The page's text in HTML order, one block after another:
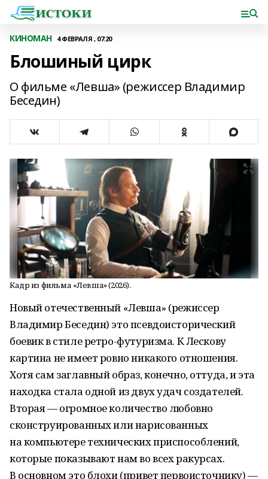
КИНОМАН 4 ФЕВРАЛЯ , 07:20
Блошиный цирк
О фильме «Левша» (режиссер Владимир
Беседин)
Кадр из фильма «Левша» (2026).
Новый отечественный «Левша» (режиссер
Владимир Беседин) это псевдоисторический
боевик в стиле ретро-футуризма. К Лескову
картина не имеет ровно никакого отношения.
Хотя сам заглавный образ, конечно, оттуда, и эта
находка стала одной из двух удач создателей.
Вторая — огромное количество любовно
сконструированных или нарисованных
на компьютере технических приспособлений,
которые показывают нам во всех ракурсах.
В основном это блохи (привет первоисточнику) —